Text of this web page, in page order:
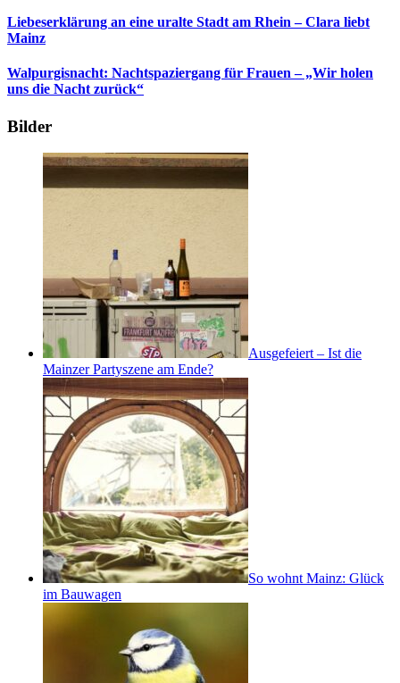
Liebeserklärung an eine uralte Stadt am Rhein – Clara liebt
Mainz
Walpurgisnacht: Nachtspaziergang für Frauen – „Wir holen
uns die Nacht zurück“
Bilder
Ausgefeiert – Ist die
Mainzer Partyszene am Ende?
So wohnt Mainz: Glück
im Bauwagen